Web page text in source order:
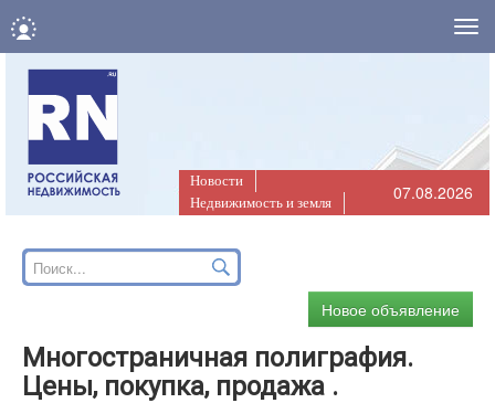
Новости
Недвижимость и земля
07.08.2026
Новое объявление
Многостраничная полиграфия.
Цены, покупка, продажа .